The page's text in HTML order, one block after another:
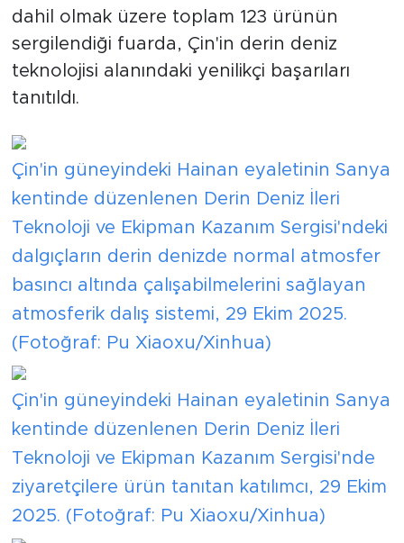
dahil olmak üzere toplam 123 ürünün
sergilendiği fuarda, Çin'in derin deniz
teknolojisi alanındaki yenilikçi başarıları
tanıtıldı.
Çin'in güneyindeki Hainan eyaletinin Sanya
kentinde düzenlenen Derin Deniz İleri
Teknoloji ve Ekipman Kazanım Sergisi'ndeki
dalgıçların derin denizde normal atmosfer
basıncı altında çalışabilmelerini sağlayan
atmosferik dalış sistemi, 29 Ekim 2025.
(Fotoğraf: Pu Xiaoxu/Xinhua)
Çin'in güneyindeki Hainan eyaletinin Sanya
kentinde düzenlenen Derin Deniz İleri
Teknoloji ve Ekipman Kazanım Sergisi'nde
ziyaretçilere ürün tanıtan katılımcı, 29 Ekim
2025. (Fotoğraf: Pu Xiaoxu/Xinhua)